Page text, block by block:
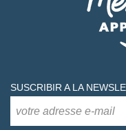
SUSCRIBIR A LA